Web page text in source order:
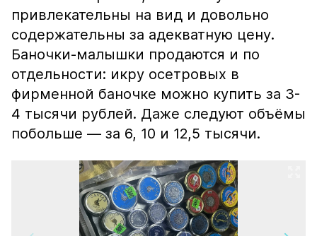
привлекательны на вид и довольно
содержательны за адекватную цену.
Баночки-малышки продаются и по
отдельности: икру осетровых в
фирменной баночке можно купить за 3-
4 тысячи рублей. Даже следуют объёмы
побольше — за 6, 10 и 12,5 тысячи.